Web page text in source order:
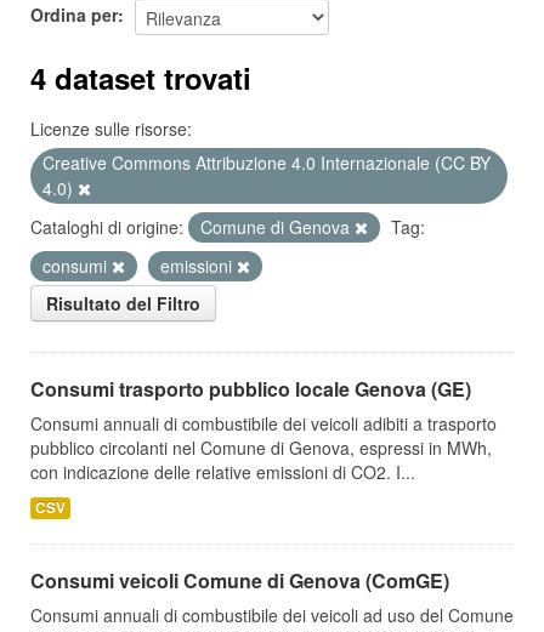
Ordina per
4 dataset trovati
Licenze sulle risorse:
Creative Commons Attribuzione 4.0 Internazionale (CC BY
4.0)
Cataloghi di origine:
Comune di Genova
Tag:
consumi
emissioni
Risultato del Filtro
Consumi trasporto pubblico locale Genova (GE)
Consumi annuali di combustibile dei veicoli adibiti a trasporto
pubblico circolanti nel Comune di Genova, espressi in MWh,
con indicazione delle relative emissioni di CO2. I...
CSV
Consumi veicoli Comune di Genova (ComGE)
Consumi annuali di combustibile dei veicoli ad uso del Comune